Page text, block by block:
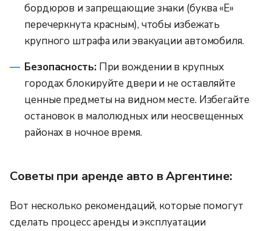
бордюров и запрещающие знаки (буква «E»
перечеркнута красным), чтобы избежать
крупного штрафа или эвакуации автомобиля.
Безопасность:При вождении в крупных
городах блокируйте двери и не оставляйте
ценные предметы на видном месте. Избегайте
остановок в малолюдных или неосвещенных
районах в ночное время.
Советы при аренде авто в Аргентине:
Вот несколько рекомендаций, которые помогут
сделать процесс аренды и эксплуатации